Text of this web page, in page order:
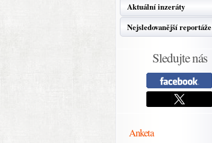
Aktuální inzeráty
Nejsledovanější reportáže
Sledujte nás
Anketa